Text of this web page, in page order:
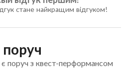
стане найкращим відгуком!
є поруч з квест-перформансом